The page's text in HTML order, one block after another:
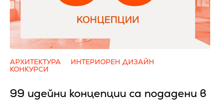
АРХИТЕКТУРА
ИНТЕРИОРЕН ДИЗАЙН
КОНКУРСИ
99 идейни концепции са подадени в